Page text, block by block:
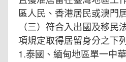
區人民、香港居民或澳門
（三）符合入出國及移民
項規定取得居留身分之下
1.泰國、緬甸地區單一中